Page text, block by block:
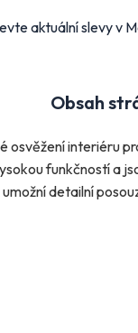
aktuální slevy v
Obsah
interiéru
funkčností a
detailní